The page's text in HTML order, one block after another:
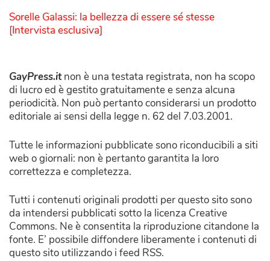
Sorelle Galassi: la bellezza di essere sé stesse
[Intervista esclusiva]
GayPress.itnon è una testata registrata, non ha scopo
di lucro ed è gestito gratuitamente e senza alcuna
periodicità. Non può pertanto considerarsi un prodotto
editoriale ai sensi della legge n. 62 del 7.03.2001.
Tutte le informazioni pubblicate sono riconducibili a siti
web o giornali: non è pertanto garantita la loro
correttezza e completezza.
Tutti i contenuti originali prodotti per questo sito sono
da intendersi pubblicati sotto la licenza Creative
Commons. Ne è consentita la riproduzione citandone la
fonte. E’ possibile diffondere liberamente i contenuti di
questo sito utilizzando i feed RSS.